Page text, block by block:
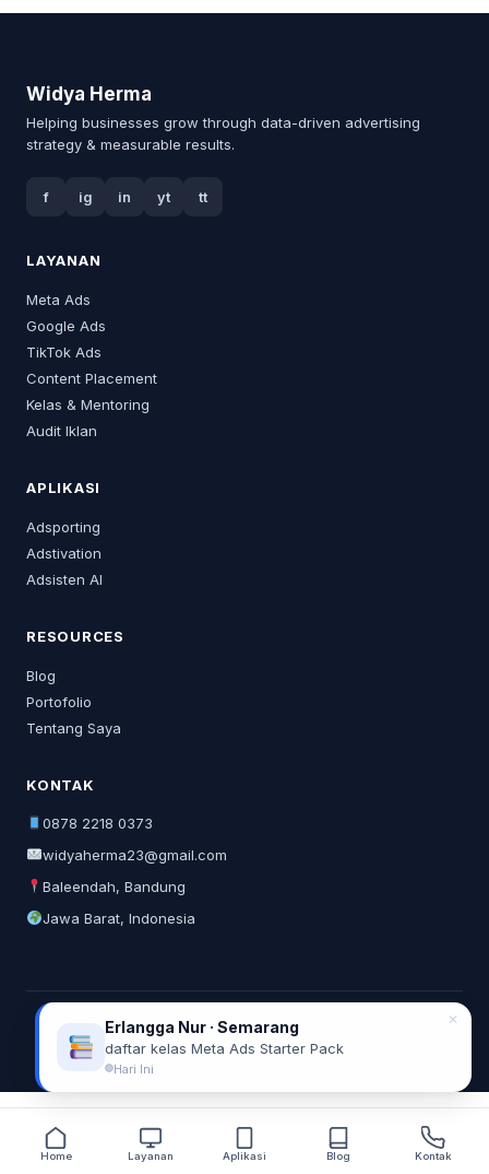
Widya Herma
Helping businesses grow through data-driven advertising
strategy & measurable results.
f ig in yt tt
LAYANAN
Meta Ads
Google Ads
TikTok Ads
Content Placement
Kelas & Mentoring
Audit Iklan
APLIKASI
Adsporting
Adstivation
Adsisten AI
RESOURCES
Blog
Portofolio
Tentang Saya
KONTAK
0878 2218 0373
widyaherma23@gmail.com
Baleendah, Bandung
Jawa Barat, Indonesia
© 2026 Widya Herma. All rights reserved.
Privacy PolicyTerms of Service
Home Layanan Aplikasi Blog Kontak
Erlangga Nur · Semarang
daftar kelas Meta Ads Starter Pack
Hari Ini
✕